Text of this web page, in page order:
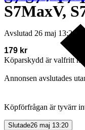
S7MaxV,
Avslutad 26 maj 13:20
179 kr
Köparskydd är valfritt
Annonsen avslutades
Köpförfrågan är tyvärr
Slutade26 maj 13:20